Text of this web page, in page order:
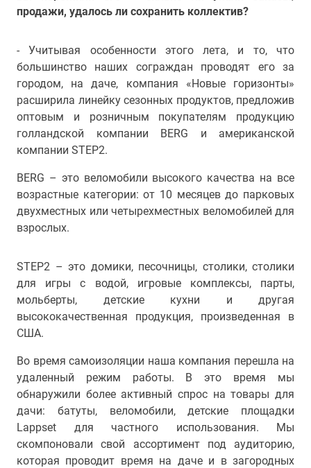
продажи, удалось ли сохранить коллектив?
- Учитывая особенности этого лета, и то, что
большинство наших сограждан проводят его за
городом, на даче, компания «Новые горизонты»
расширила линейку сезонных продуктов, предложив
оптовым и розничным покупателям продукцию
голландской компании BERG и американской
компании STEP2.
BERG – это веломобили высокого качества на все
возрастные категории: от 10 месяцев до парковых
двухместных или четырехместных веломобилей для
взрослых.
STEP2 – это домики, песочницы, столики, столики
для игры с водой, игровые комплексы, парты,
мольберты, детские кухни и другая
высококачественная продукция, произведенная в
США.
Во время самоизоляции наша компания перешла на
удаленный режим работы. В это время мы
обнаружили более активный спрос на товары для
дачи: батуты, веломобили, детские площадки
Lappset для частного использования. Мы
скомпоновали свой ассортимент под аудиторию,
которая проводит время на даче и в загородных